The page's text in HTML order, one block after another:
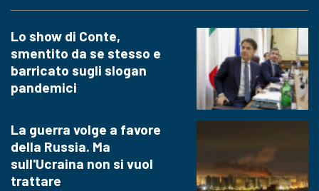
Lo show di Conte,
smentito da se stesso e
barricato sugli slogan
pandemici
La guerra volge a favore
della Russia. Ma
sull'Ucraina non si vuol
trattare